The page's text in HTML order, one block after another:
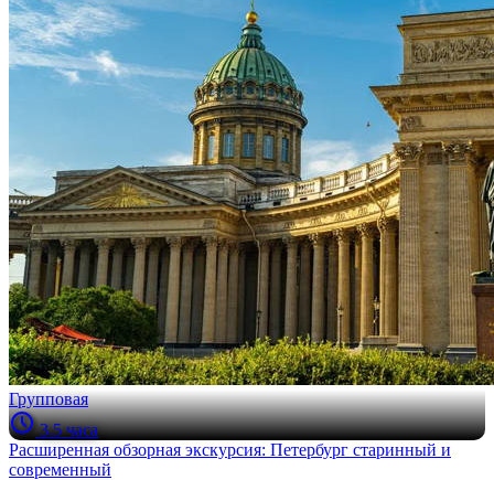
Групповая
3.5 часа
Расширенная обзорная экскурсия: Петербург старинный и
современный